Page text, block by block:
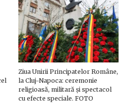
Ziua Unirii Principatelor Române,
la Cluj-Napoca: ceremonie
religioasă, militară și spectacol
cu efecte speciale. FOTO